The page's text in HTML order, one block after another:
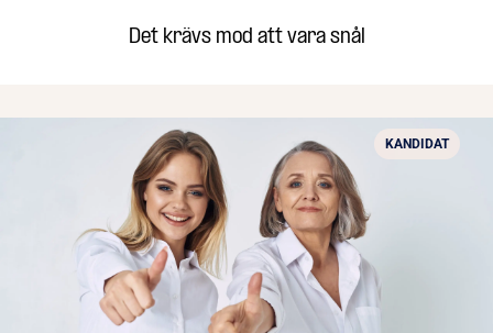
Det krävs mod att vara snål
KANDIDAT